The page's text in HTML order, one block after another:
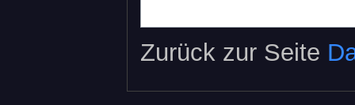
Zurück zur Seite